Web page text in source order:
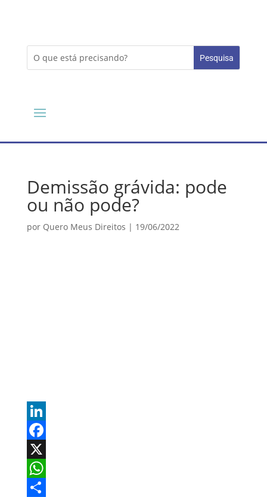
Demissão grávida: pode
ou não pode?
por Quero Meus Direitos | 19/06/2022
L
n
k
a
c
X
W